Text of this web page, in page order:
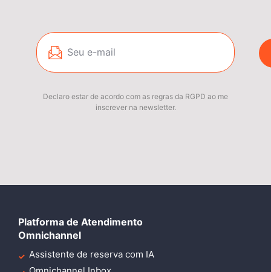
Declaro estar de acordo com as regras da RGPD ao me
inscrever na newsletter.
Platforma de Atendimento
Omnichannel
Assistente de reserva com IA